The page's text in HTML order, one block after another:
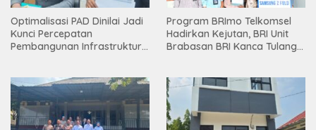
Optimalisasi PAD Dinilai Jadi
Kunci Percepatan
Pembangunan Infrastruktur
Program BRImo Telkomsel
Hadirkan Kejutan, BRI Unit
Brabasan BRI Kanca Tulang
Mesuji